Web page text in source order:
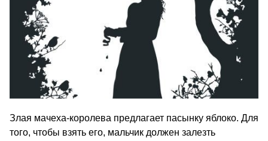
Злая мачеха-королева предлагает пасынку яблоко. Для
того, чтобы взять его, мальчик должен залезть